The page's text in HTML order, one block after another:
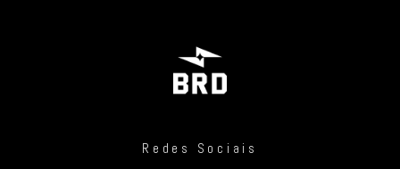
Redes Sociais